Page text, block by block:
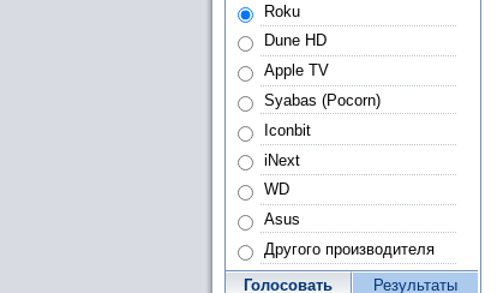
Roku
Dune HD
Apple TV
Syabas (Pocorn)
Iconbit
iNext
WD
Asus
Другого производителя
Голосовать Результаты